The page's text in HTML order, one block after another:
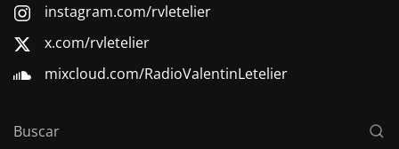
instagram.com/rvletelier
x.com/rvletelier
mixcloud.com/RadioValentinLetelier